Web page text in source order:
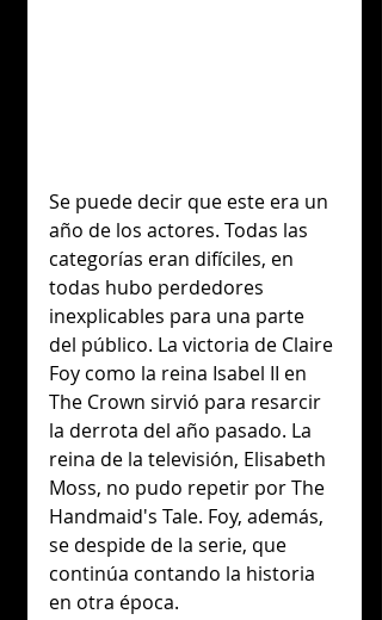
Se puede decir que este era un
año de los actores. Todas las
categorías eran difíciles, en
todas hubo perdedores
inexplicables para una parte
del público. La victoria de Claire
Foy como la reina Isabel II en
The Crown sirvió para resarcir
la derrota del año pasado. La
reina de la televisión, Elisabeth
Moss, no pudo repetir por The
Handmaid's Tale. Foy, además,
se despide de la serie, que
continúa contando la historia
en otra época.